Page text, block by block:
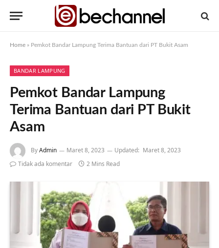
Home » Pemkot Bandar Lampung Terima Bantuan dari PT Bukit Asam
BANDAR LAMPUNG
Pemkot Bandar Lampung
Terima Bantuan dari PT Bukit
Asam
ByAdmin Maret 8, 2023 Updated: Maret 8, 2023
Tidak ada komentar
2 Mins Read